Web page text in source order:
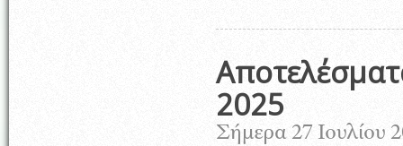
2025
Σήμερα 27 Ιουλίου